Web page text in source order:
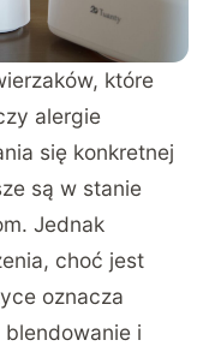
które
alergie
się konkretnej
są w stanie
Jednak
choć jest
oznacza
blendowanie i